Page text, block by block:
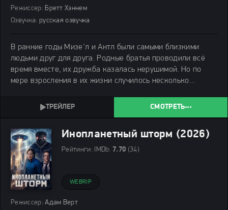
Режиссер: Бретт Хэннем
Озвучка: русская озвучка
В ранние годы Мизе'л и Антл были самыми близкими
людьми друг для друга. Родные братья проводили всё
время вместе, их дружба казалась нерушимой. Но по
мере взросления в их жизни случилось несколько
СМОТРЕТЬ
Инопланетный шторм (2026)
Рейтинги: IMDb: 7.70 (34)
WEBRIP
Режиссер: Адам Верт